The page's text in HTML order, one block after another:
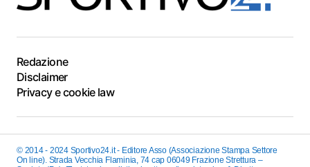
Redazione
Disclaimer
Privacy e cookie law
© 2014 - 2024 Sportivo24.it - Editore Asso (Associazione Stampa Settore
On line). Strada Vecchia Flaminia, 74 cap 06049 Frazione Strettura –